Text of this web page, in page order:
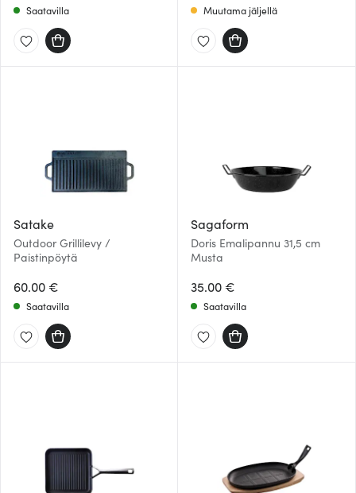
Saatavilla Muutama jäljellä
Satake
Outdoor Grillilevy /
Paistinpöytä
60.00 €
Saatavilla
Sagaform
Doris Emalipannu 31,5 cm
Musta
35.00 €
Saatavilla